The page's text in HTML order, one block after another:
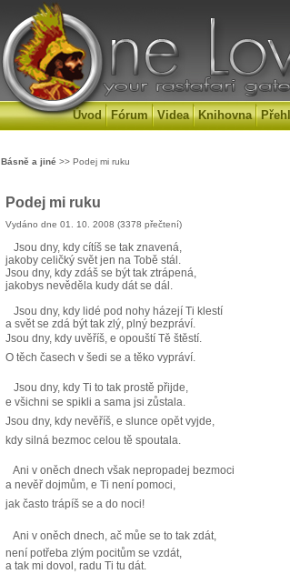
Úvod Fórum Videa Knihovna
Básně a jiné >> Podej mi ruku
Podej mi ruku
Vydáno dne 01. 10. 2008 (3378 přečtení)
Jsou dny, kdy cítíš se tak znavená,
jakoby celičký svět jen na Tobě stál.
Jsou dny, kdy zdáš se být tak ztrápená,
jakobys nevěděla kudy dát se dál.
Jsou dny, kdy lidé pod nohy házejí Ti klestí
a svět se zdá být tak zlý, plný bezpráví.
Jsou dny, kdy uvěříš, e opouští Tě štěstí.
O těch časech v šedi se a těko vypráví.
Jsou dny, kdy Ti to tak prostě přijde,
e všichni se spikli a sama jsi zůstala.
Jsou dny, kdy nevěříš, e slunce opět vyjde,
kdy silná bezmoc celou tě spoutala.
Ani v oněch dnech však nepropadej bezmoci
a nevěř dojmům, e Ti není pomoci,
jak často trápíš se a do noci!
Ani v oněch dnech, ač můe se to tak zdát,
není potřeba zlým pocitům se vzdát,
a tak mi dovol, radu Ti tu dát.